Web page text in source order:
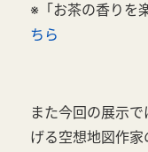
※「お茶の香りを
ちら
また今回の展示
げる空想地図作